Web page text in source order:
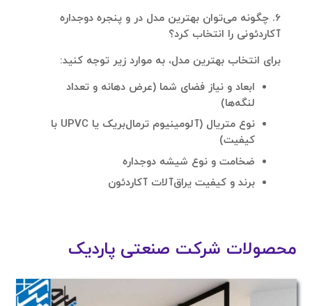
6. چگونه می‌توان بهترین مدل در و پنجره دوجداره
آکاردئونی را انتخاب کرد؟
برای انتخاب بهترین مدل، به موارد زیر توجه کنید:
ابعاد و نیاز فضای شما (عرض دهانه و تعداد
لنگه‌ها)
نوع متریال (آلومینیوم ترمال‌بریک یا UPVC با
کیفیت)
ضخامت و نوع شیشه دوجداره
برند و کیفیت یراق‌آلات آکاردئون
محصولات شرکت صنعتی پاردیک